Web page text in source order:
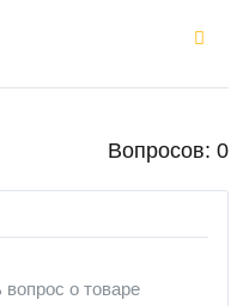
Вопросов: 0
вопрос о товаре